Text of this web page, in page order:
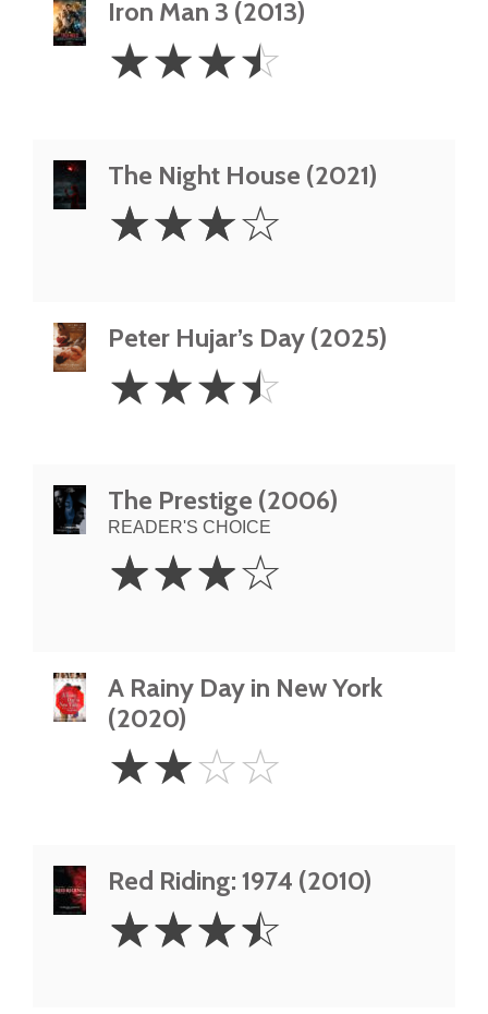
Iron Man 3 (2013)
3.5
Stars
☆☆☆☆
The Night House (2021)
Stars
☆☆☆☆
Peter Hujar’s Day (2025)
3.5
Stars
☆☆☆☆
The Prestige (2006)
READER'S CHOICE
Stars
☆☆☆☆
A Rainy Day in New York
(2020)
Stars
☆☆☆☆
Red Riding: 1974 (2010)
3.5
Stars
☆☆☆☆